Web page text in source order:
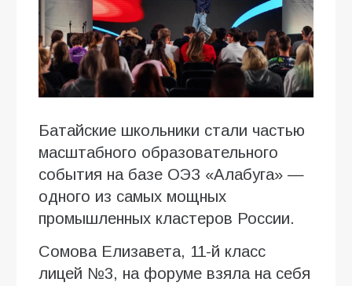
Батайские школьники стали частью
масштабного образовательного
события на базе ОЭЗ «Алабуга» —
одного из самых мощных
промышленных кластеров России.
Сомова Елизавета, 11-й класс
лицей №3, на форуме взяла на себя